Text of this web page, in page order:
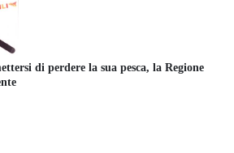
di perdere la sua pesca, la Regione